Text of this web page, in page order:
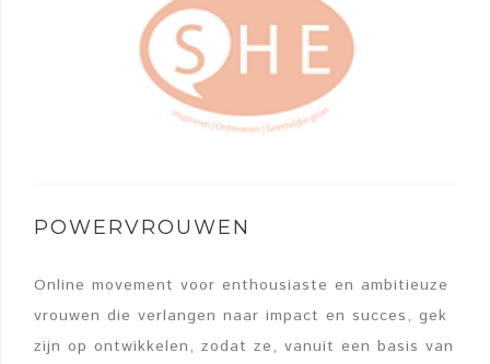
POWERVROUWEN
Online movement voor enthousiaste en ambitieuze
vrouwen die verlangen naar impact en succes, gek
zijn op ontwikkelen, zodat ze, vanuit een basis van